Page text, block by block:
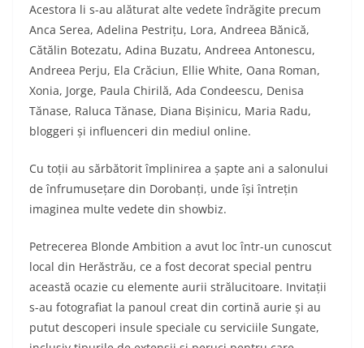
Acestora li s-au alăturat alte vedete îndrăgite precum
Anca Serea, Adelina Pestrițu, Lora, Andreea Bănică,
Cătălin Botezatu, Adina Buzatu, Andreea Antonescu,
Andreea Perju, Ela Crăciun, Ellie White, Oana Roman,
Xonia, Jorge, Paula Chirilă, Ada Condeescu, Denisa
Tănase, Raluca Tănase, Diana Bișinicu, Maria Radu,
bloggeri și influenceri din mediul online.
Cu toții au sărbătorit împlinirea a șapte ani a salonului
de înfrumusețare din Dorobanți, unde își întrețin
imaginea multe vedete din showbiz.
Petrecerea Blonde Ambition a avut loc într-un cunoscut
local din Herăstrău, ce a fost decorat special pentru
această ocazie cu elemente aurii strălucitoare. Invitații
s-au fotografiat la panoul creat din cortină aurie și au
putut descoperi insule speciale cu serviciile Sungate,